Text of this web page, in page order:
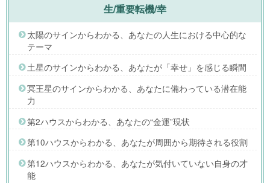
生/重要転機/幸
太陽のサインからわかる、あなたの人生における中心的な
テーマ
土星のサインからわかる、あなたが「幸せ」を感じる瞬間
冥王星のサインからわかる、あなたに備わっている潜在能
力
第2ハウスからわかる、あなたの“金運”現状
第10ハウスからわかる、あなたが周囲から期待される役割
第12ハウスからわかる、あなたが気付いていない自身の才
能